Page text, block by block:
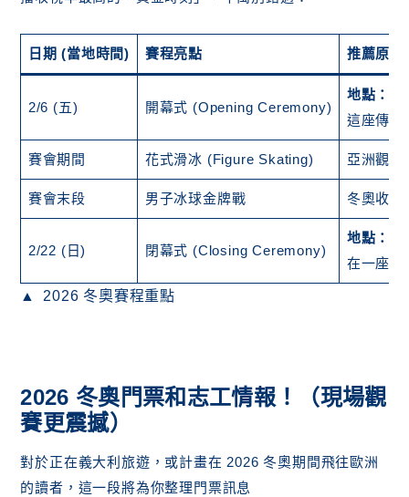
日期 (當地時間) 賽程亮點 推薦原因
2/6 (五) 開幕式 (Opening Ceremony)
地點：
這座傳奇
賽會期間 花式滑冰 (Figure Skating) 亞洲觀
賽會末段 男子冰球金牌戰 冬奧收視
2/22 (日) 閉幕式 (Closing Ceremony)
地點：
在一座擁
2026 冬奧賽程重點
2026 冬奧門票和志工情報！（現場觀
賽更震撼）
對於正在義大利旅遊，或計畫在 2026 冬奧期間飛往歐洲
的讀者，這一段將為你整理門票訊息